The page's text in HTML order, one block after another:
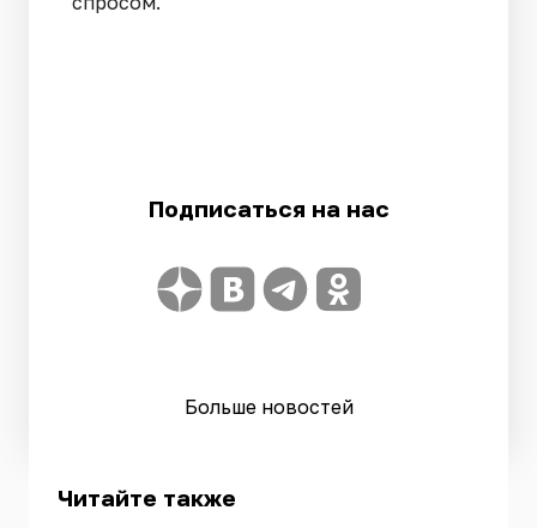
Подписаться на нас
Больше новостей
Читайте также